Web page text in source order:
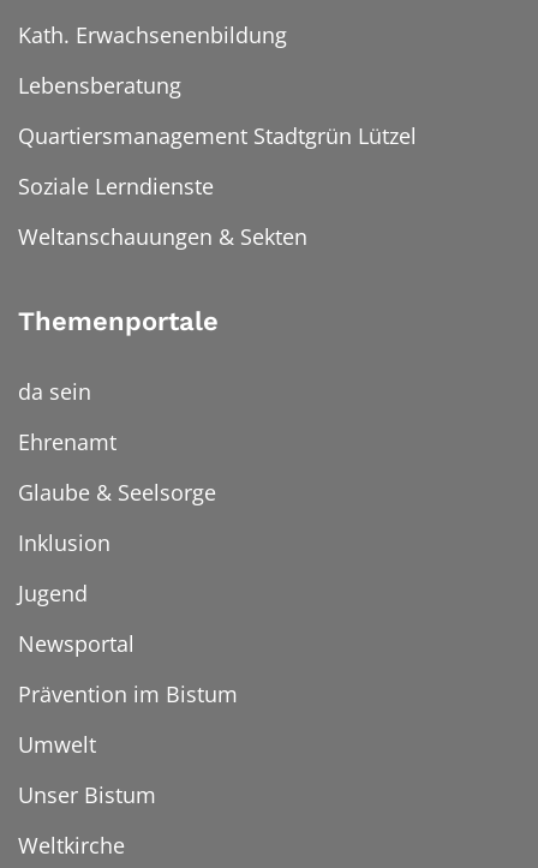
Kath. Erwachsenenbildung
Lebensberatung
Quartiersmanagement Stadtgrün Lützel
Soziale Lerndienste
Weltanschauungen & Sekten
Themenportale
da sein
Ehrenamt
Glaube & Seelsorge
Inklusion
Jugend
Newsportal
Prävention im Bistum
Umwelt
Unser Bistum
Weltkirche